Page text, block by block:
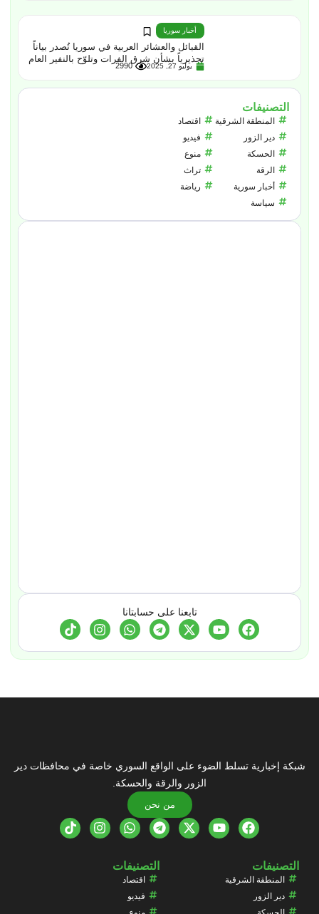
أخبار سوريا
القبائل والعشائر العربية في سوريا تُصدر بياناً
تحذيرياً بشأن شرق الفرات وتلوّح بالنفير العام
يوليو 27, 2025 2990
التصنيفات
المنطقة الشرقية
دير الزور
الحسكة
الرقة
أخبار سورية
سياسة
اقتصاد
فيديو
منوع
تراث
رياضة
تابعنا على حسابتانا
شبكة إخبارية تسلط الضوء على الواقع السوري خاصة في محافظات دير
الزور والرقة والحسكة.
من نحن
التصنيفات
المنطقة الشرقية
دير الزور
التصنيفات
اقتصاد
فيديو